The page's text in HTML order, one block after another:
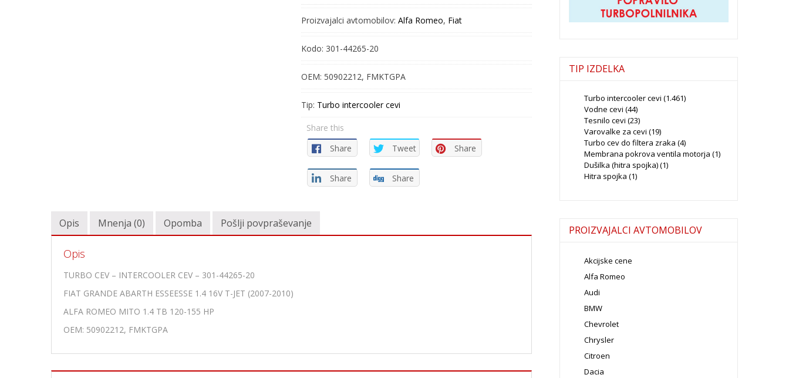
INTERCOOLER
-
44265-
quantity
Proizvajalci avtomobilov: Alfa Romeo, Fiat
Kodo: 301-44265-20
OEM: 50902212, FMKTGPA
Tip: Turbo intercooler cevi
Share this
Share
Tweet Share
Share Share
Opis Mnenja (0) Opomba Pošlji povpraševanje
Opis
TURBO CEV – INTERCOOLER CEV – 301-44265-20
FIAT GRANDE ABARTH ESSEESSE 1.4 16V T-JET (2007-2010)
ALFA ROMEO MITO 1.4 TB 120-155 HP
OEM: 50902212, FMKTGPA
TIP IZDELKA
Turbo intercooler cevi (1.461)
Vodne cevi (44)
Tesnilo cevi (23)
Varovalke za cevi (19)
Turbo cev do filtera zraka (4)
Membrana pokrova ventila motorja (1)
Dušilka (hitra spojka)(1)
Hitra spojka (1)
PROIZVAJALCI AVTOMOBILOV
Akcijske cene
Alfa Romeo
Audi
BMW
Chevrolet
Chrysler
Citroen
Dacia